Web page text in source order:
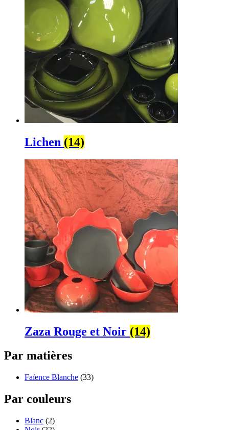
Lichen (14)
Zaza Rouge et Noir (14)
Par matières
Faïence Blanche (33)
Par couleurs
Blanc (2)